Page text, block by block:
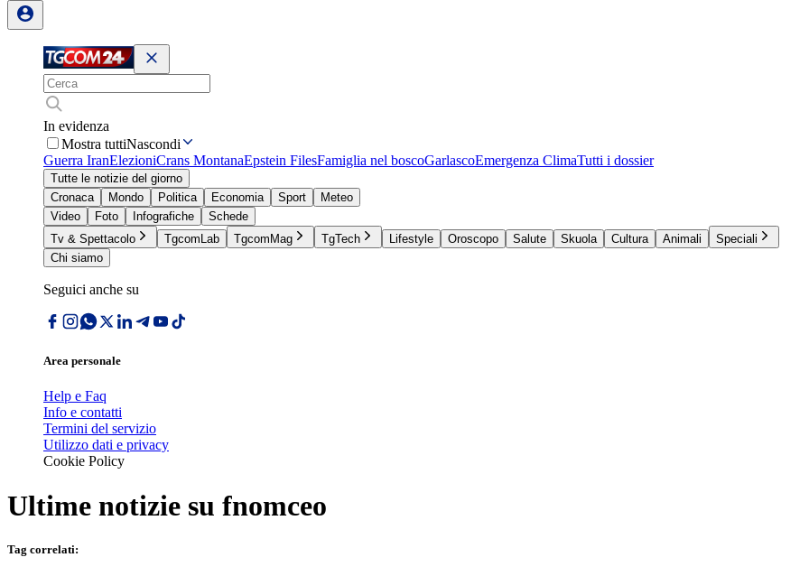
In evidenza
Mostra tuttiNascondi
Guerra IranElezioniCrans MontanaEpstein FilesFamiglia nel boscoGarlascoEmergenza ClimaTutti i dossier
Tutte le notizie del giorno
Cronaca
Mondo Politica Economia Sport
Meteo
Video
Foto Infografiche
Schede
Tv & Spettacolo
TgcomLab TgcomMag TgTech Lifestyle Oroscopo Salute Skuola Cultura Animali
Speciali
Chi siamo
Seguici anche su
Area personale
Help e Faq
Info e contatti
Termini del servizio
Utilizzo dati e privacy
Cookie Policy
Ultime notizie su fnomceo
Tag correlati: